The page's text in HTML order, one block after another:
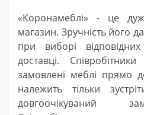
«Коронамеблі» - це
магазин. Зручність його
при виборі
доставці.
замовлені меблі прямо
належить тільки
довгоочікуваний